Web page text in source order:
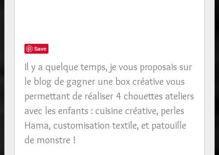
Save
Il y a quelque temps, je vous proposais sur
le blog de gagner une box créative vous
permettant de réaliser 4 chouettes ateliers
avec les enfants : cuisine créative, perles
Hama, customisation textile, et patouille
de monstre !